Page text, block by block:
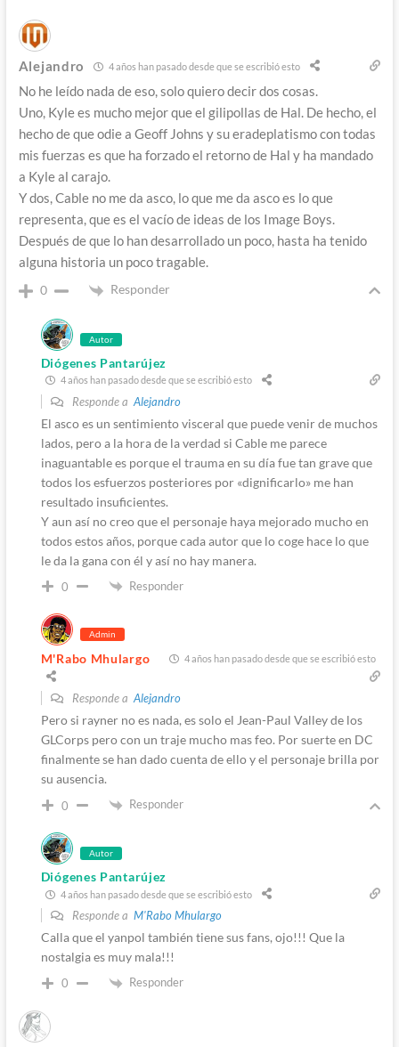
Alejandro 4 años han pasado desde que se escribió esto
No he leído nada de eso, solo quiero decir dos cosas.
Uno, Kyle es mucho mejor que el gilipollas de Hal. De hecho, el
hecho de que odie a Geoff Johns y su eradeplatismo con todas
mis fuerzas es que ha forzado el retorno de Hal y ha mandado
a Kyle al carajo.
Y dos, Cable no me da asco, lo que me da asco es lo que
representa, que es el vacío de ideas de los Image Boys.
Después de que lo han desarrollado un poco, hasta ha tenido
alguna historia un poco tragable.
0 Responder
Autor
Diógenes Pantarújez
4 años han pasado desde que se escribió esto
Responde a Alejandro
El asco es un sentimiento visceral que puede venir de muchos
lados, pero a la hora de la verdad si Cable me parece
inaguantable es porque el trauma en su día fue tan grave que
todos los esfuerzos posteriores por «dignificarlo» me han
resultado insuficientes.
Y aun así no creo que el personaje haya mejorado mucho en
todos estos años, porque cada autor que lo coge hace lo que
le da la gana con él y así no hay manera.
0 Responder
Admin
M'Rabo Mhulargo 4 años han pasado desde que se escribió esto
Responde aAlejandro
Pero si rayner no es nada, es solo el Jean-Paul Valley de los
GLCorps pero con un traje mucho mas feo. Por suerte en DC
finalmente se han dado cuenta de ello y el personaje brilla por
su ausencia.
0 Responder
Autor
Diógenes Pantarújez
4 años han pasado desde que se escribió esto
Responde a M'Rabo Mhulargo
Calla que el yanpol también tiene sus fans, ojo!!! Que la
nostalgia es muy mala!!!
0 Responder